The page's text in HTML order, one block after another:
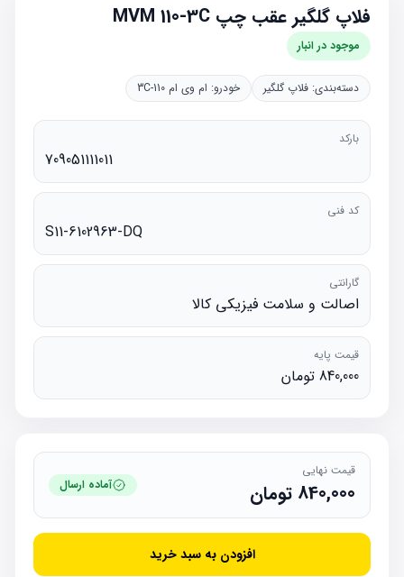
فلاپ گلگیر عقب چپ MVM 110-3C
موجود در انبار
دسته‌بندی: فلاپ گلگیر خودرو: ام وی ام 110-3C
بارکد
709051111011
کد فنی
S11-6102963-DQ
گارانتی
اصالت و سلامت فیزیکی کالا
قیمت پایه
840,000 تومان
قیمت نهایی
840,000 تومان آماده ارسال
افزودن به سبد خرید